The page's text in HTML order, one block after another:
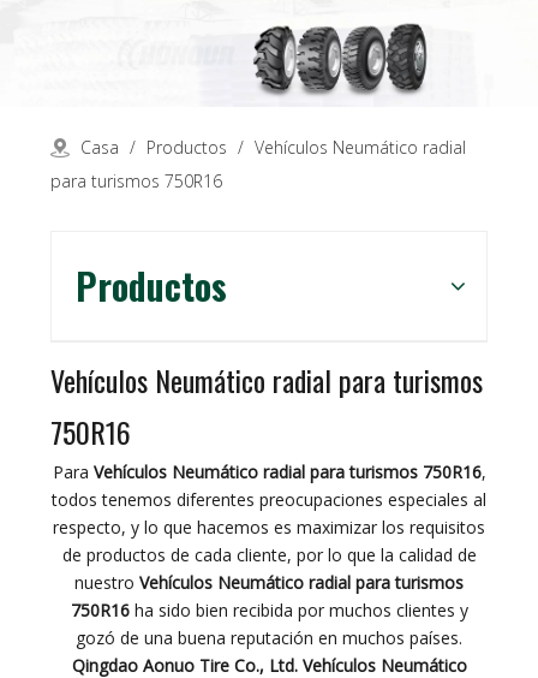
Casa / Productos / Vehículos Neumático radial
para turismos 750R16
Productos
Vehículos Neumático radial para turismos
750R16
Para Vehículos Neumático radial para turismos 750R16,
todos tenemos diferentes preocupaciones especiales al
respecto, y lo que hacemos es maximizar los requisitos
de productos de cada cliente, por lo que la calidad de
nuestro Vehículos Neumático radial para turismos
750R16ha sido bien recibida por muchos clientes y
gozó de una buena reputación en muchos países.
Qingdao Aonuo Tire Co., Ltd. Vehículos Neumático